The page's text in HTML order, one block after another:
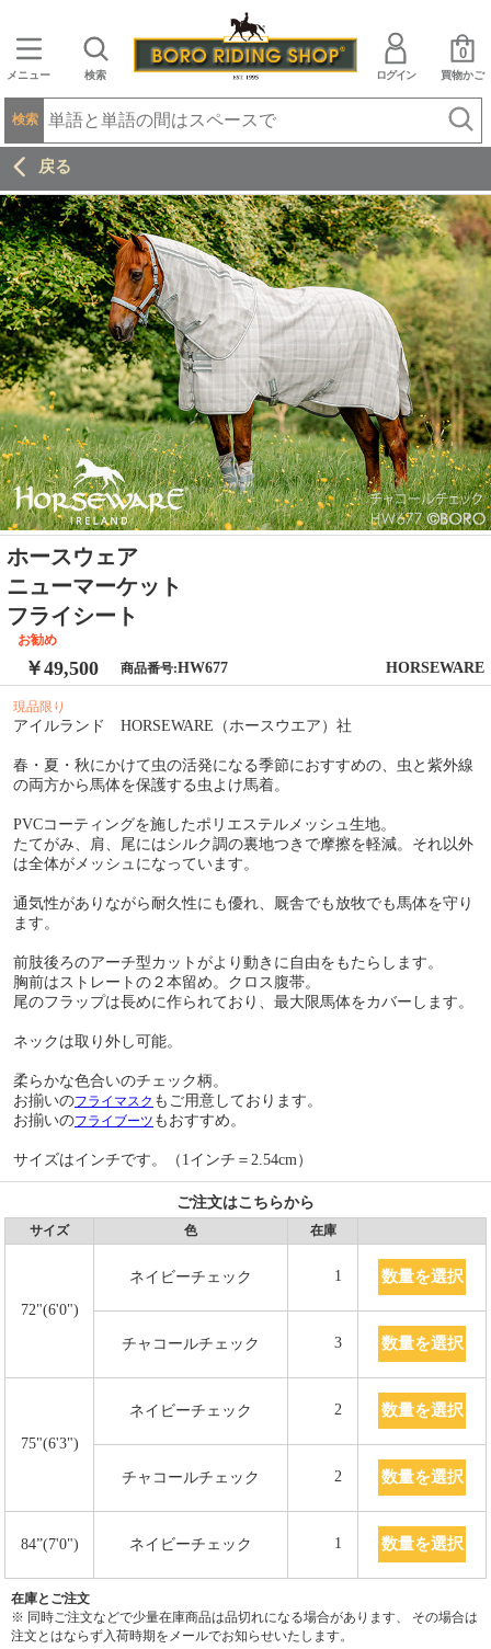
メニュー 検索 ログイン 買物かご
0
検索
戻る
ホースウェア
ニューマーケット
フライシート
お勧め
￥49,500 商品番号:HW677 HORSEWARE
現品限り
アイルランド HORSEWARE（ホースウエア）社
春・夏・秋にかけて虫の活発になる季節におすすめの、虫と紫外線
の両方から馬体を保護する虫よけ馬着。
PVCコーティングを施したポリエステルメッシュ生地。
たてがみ、肩、尾にはシルク調の裏地つきで摩擦を軽減。それ以外
は全体がメッシュになっています。
通気性がありながら耐久性にも優れ、厩舎でも放牧でも馬体を守り
ます。
前肢後ろのアーチ型カットがより動きに自由をもたらします。
胸前はストレートの２本留め。クロス腹帯。
尾のフラップは長めに作られており、最大限馬体をカバーします。
ネックは取り外し可能。
柔らかな色合いのチェック柄。
お揃いのフライマスク もご用意しております。
お揃いのフライブーツ もおすすめ。
サイズはインチです。（1インチ＝2.54cm）
ご注文はこちらから
サイズ 色 在庫
72"(6'0")
ネイビーチェック 1 数量を選択
チャコールチェック 3 数量を選択
75"(6'3")
ネイビーチェック 2 数量を選択
チャコールチェック 2 数量を選択
84”(7'0") ネイビーチェック 1 数量を選択
在庫とご注文
※ 同時ご注文などで少量在庫商品は品切れになる場合があります、 その場合は
注文とはならず入荷時期をメールでお知らせいたします。